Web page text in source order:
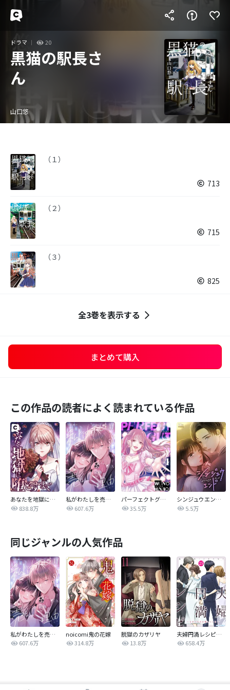
ドラマ 20
黒猫の駅長さ
ん
山口悠
（１）
713
（２）
715
（３）
825
全3巻を表示する
まとめて購入
この作品の読者によく読まれている作品
あなたを地獄に堕とすまで
838.8万
私がわたしを売る理由
607.6万
パーフェクトグリッター
35.5万
シンジュウエンド【タテヨミ】
5.5万
同じジャンルの人気作品
私がわたしを売る理由
607.6万
noicomi鬼の花嫁
314.8万
脱獄のカザリヤ
13.8万
夫婦円満レシピ～それでも夫を愛している～
658.4万